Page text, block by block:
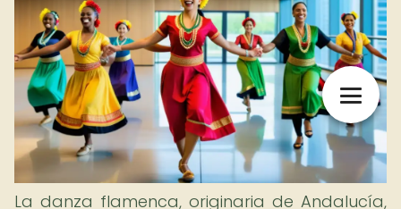
La danza flamenca, originaria de Andalucía,